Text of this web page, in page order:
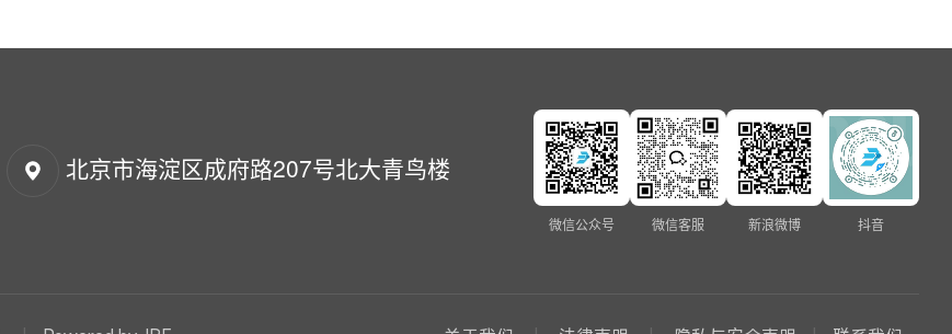
北京市海淀区成府路207号北大青鸟楼
微信公众号 微信客服 新浪微博 抖音